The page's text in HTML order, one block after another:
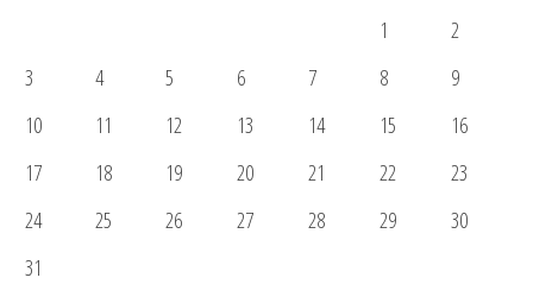
1
2
3
4 5 6 7 8
9
10
11 12 13 14 15
16
17
18 19 20 21 22
23
24
25 26 27 28 29
30
31